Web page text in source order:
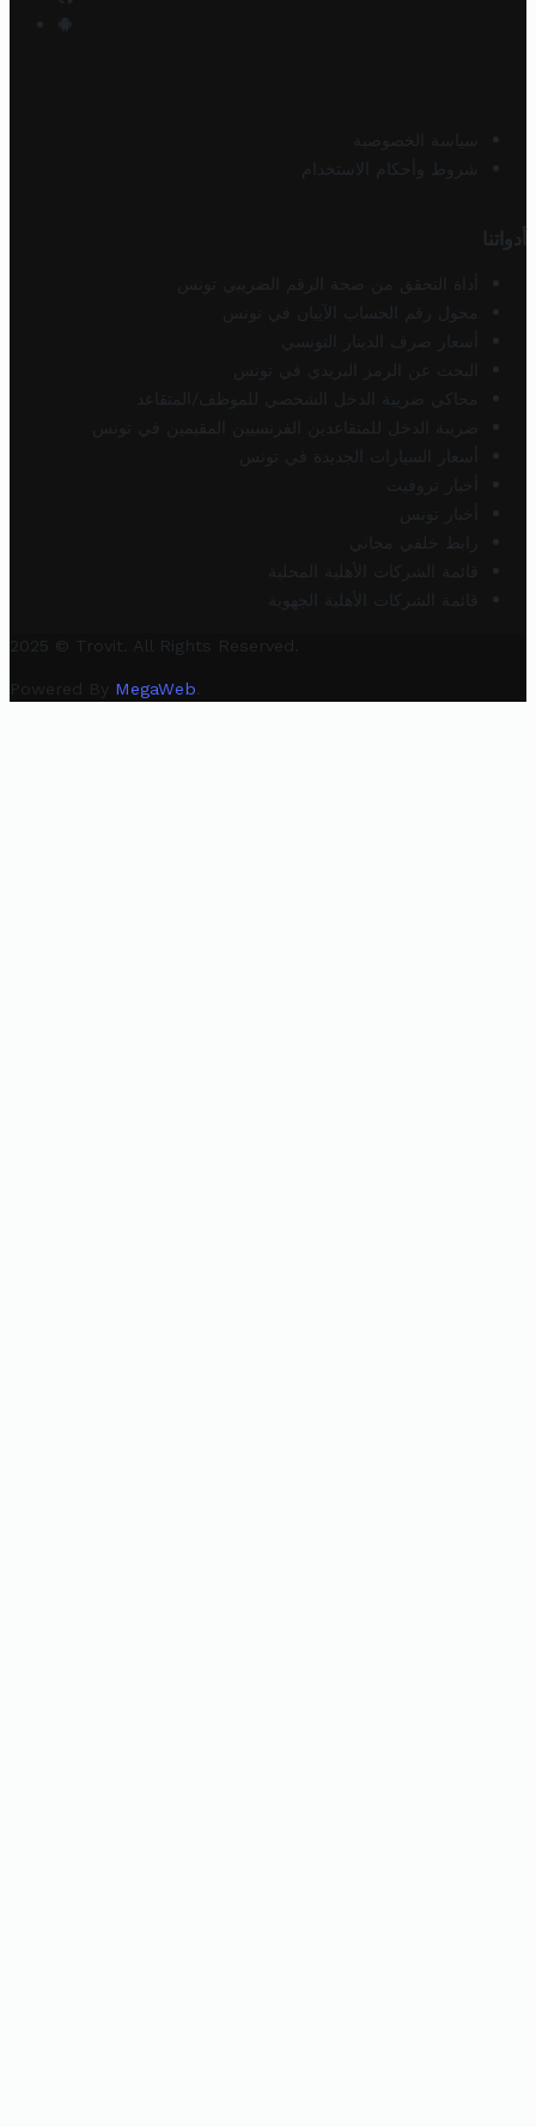
سياسة الخصوصية
شروط وأحكام الاستخدام
أدواتنا
أداة التحقق من صحة الرقم الضريبي تونس
محول رقم الحساب الآيبان في تونس
أسعار صرف الدينار التونسي
البحث عن الرمز البريدي في تونس
محاكي ضريبة الدخل الشخصي للموظف/المتقاعد
ضريبة الدخل للمتقاعدين الفرنسيين المقيمين في تونس
أسعار السيارات الجديدة في تونس
أخبار تروفيت
أخبار تونس
رابط خلفي مجاني
قائمة الشركات الأهلية المحلية
قائمة الشركات الأهلية الجهوية
2025 © Trovit. All Rights Reserved.
Powered By MegaWeb